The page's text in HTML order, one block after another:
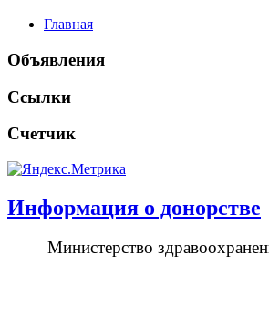
Главная
Объявления
Ссылки
Счетчик
Информация о донорстве
Министерство